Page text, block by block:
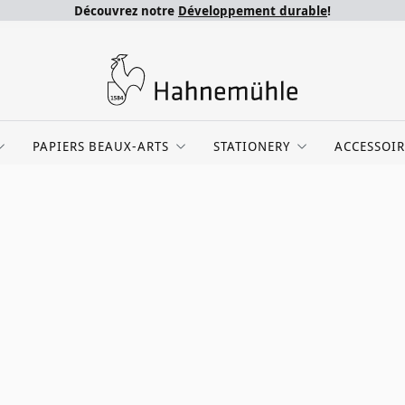
Découvrez notre Développement durable!
PAPIERS BEAUX-ARTS STATIONERY